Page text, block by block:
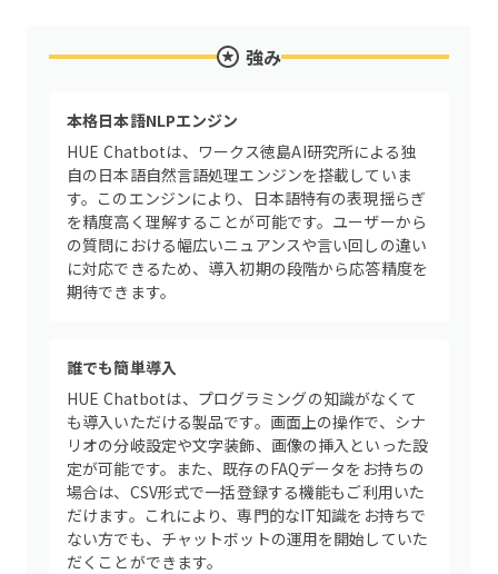
強み
本格日本語NLPエンジン
HUE Chatbotは、ワークス徳島AI研究所による独
自の日本語自然言語処理エンジンを搭載していま
す。このエンジンにより、日本語特有の表現揺らぎ
を精度高く理解することが可能です。ユーザーから
の質問における幅広いニュアンスや言い回しの違い
に対応できるため、導入初期の段階から応答精度を
期待できます。
誰でも簡単導入
HUE Chatbotは、プログラミングの知識がなくて
も導入いただける製品です。画面上の操作で、シナ
リオの分岐設定や文字装飾、画像の挿入といった設
定が可能です。また、既存のFAQデータをお持ちの
場合は、CSV形式で一括登録する機能もご利用いた
だけます。これにより、専門的なIT知識をお持ちで
ない方でも、チャットボットの運用を開始していた
だくことができます。